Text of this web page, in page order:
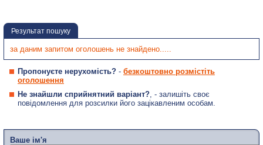
Результат пошуку
за даним запитом оголошень не знайдено.....
Пропонуєте нерухомість? - безкоштовно розмістіть
оголошення
Не знайшли сприйнятний варіант?, - залишіть своє
повідомлення для розсилки його зацікавленим особам.
Ваше ім'я